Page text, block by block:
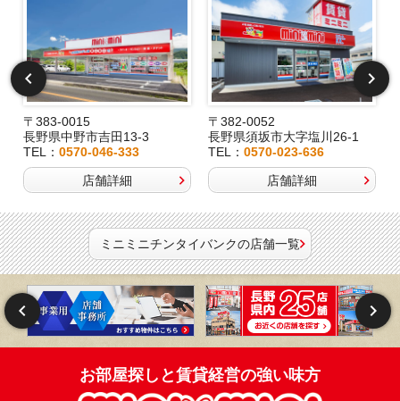
〒383-0015
長野県中野市吉田13-3
TEL： 0570-046-333
店舗詳細
〒382-0052
長野県須坂市大字塩川26-1
TEL：0570-023-636
店舗詳細
ミニミニチンタイバンクの店舗一覧
お部屋探しと賃貸経営の強い味方